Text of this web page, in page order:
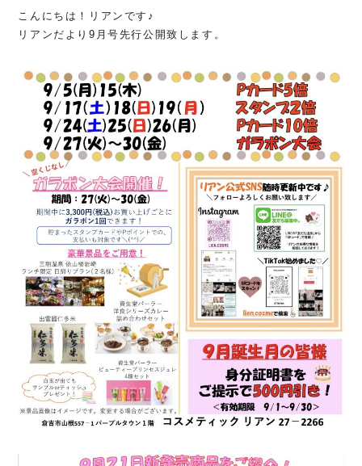
こんにちは！リアンです♪
リアンだより9月号先行公開致します。